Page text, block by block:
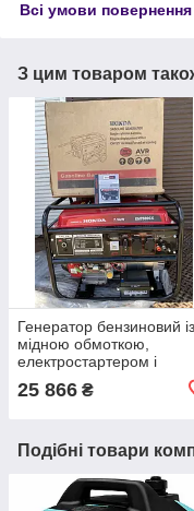
Всі умови повернення
З цим товаром
Генератор бензиновий із
мідною обмоткою,
електростартером і
7500 7.5 кВт
25 866 ₴
Подібні товари